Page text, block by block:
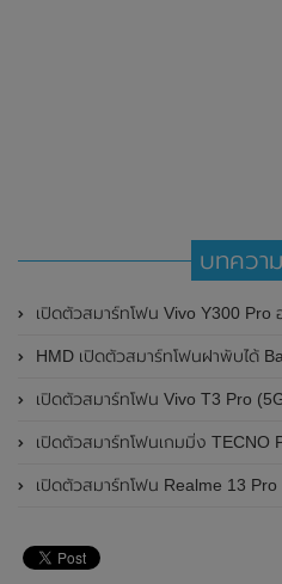
บทควา
เปิดตัวสมาร์ทโฟน Vivo Y300 Pro อย่างเป็นทางการแล้วในประเทศจีน มาพร้อมดีไซน์พรี
HMD เปิดตัวสมาร์ทโฟนฝาพับได้ Barbie
เปิดตัวสมาร์ทโฟน Vivo T3 Pro (5G) อ
เปิดตัวสมาร์ทโฟนเกมมิ่ง TECNO POVA 6 Neo อย่า
เปิดตัวสมาร์ทโฟน Realme 13 Pro Extreme